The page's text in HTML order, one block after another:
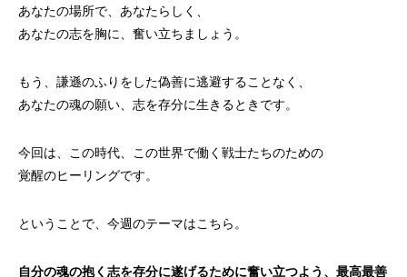
あなたの場所で、あなたらしく、
あなたの志を胸に、奮い立ちましょう。
もう、謙遜のふりをした偽善に逃避することなく、
あなたの魂の願い、志を存分に生きるときです。
今回は、この時代、この世界で働く戦士たちのための
覚醒のヒーリングです。
ということで、今週のテーマはこちら。
自分の魂の抱く志を存分に遂げるために奮い立つよう、最高最善